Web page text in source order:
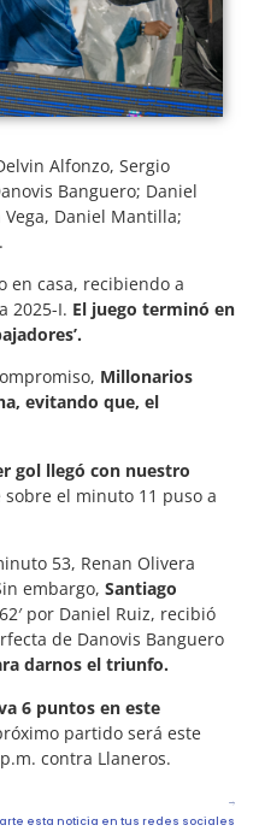
Alfonzo, Sergio
Banguero; Daniel
Vega, Daniel Mantilla;
en casa, recibiendo a
2025-I. El juego terminó en
Millonarios
evitando que, el
gol llegó con nuestro
sobre el minuto 11 puso a
53, Renan Olivera
embargo, Santiago
por Daniel Ruiz, recibió
de Danovis Banguero
darnos el triunfo.
6 puntos en este
partido será este
contra Llaneros.
esta noticia en tus redes sociales